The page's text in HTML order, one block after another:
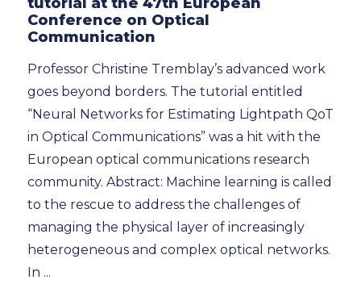
Conference on Optical
Communication
Professor Christine Tremblay’s advanced work
goes beyond borders. The tutorial entitled
“Neural Networks for Estimating Lightpath QoT
in Optical Communications” was a hit with the
European optical communications research
community. Abstract: Machine learning is called
to the rescue to address the challenges of
managing the physical layer of increasingly
heterogeneous and complex optical networks.
In ...